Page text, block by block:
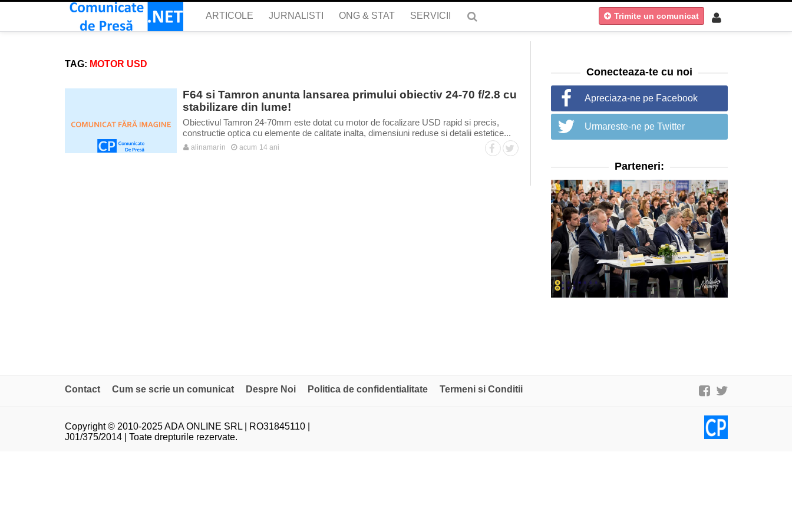
ARTICOLE JURNALISTI ONG & STAT SERVICII Trimite un comunicat
TAG: MOTOR USD
F64 si Tamron anunta lansarea primului obiectiv 24-70 f/2.8 cu
stabilizare din lume!
Obiectivul Tamron 24-70mm este dotat cu motor de focalizare USD rapid si precis,
constructie optica cu elemente de calitate inalta, dimensiuni reduse si detalii estetice...
alinamarin acum 14 ani
Conecteaza-te cu noi
Apreciaza-ne pe Facebook
Urmareste-ne pe Twitter
Parteneri:
Contact Cum se scrie un comunicat Despre Noi Politica de confidentialitate Termeni si Conditii
Copyright © 2010-2025 ADA ONLINE SRL | RO31845110 |
J01/375/2014 | Toate drepturile rezervate.